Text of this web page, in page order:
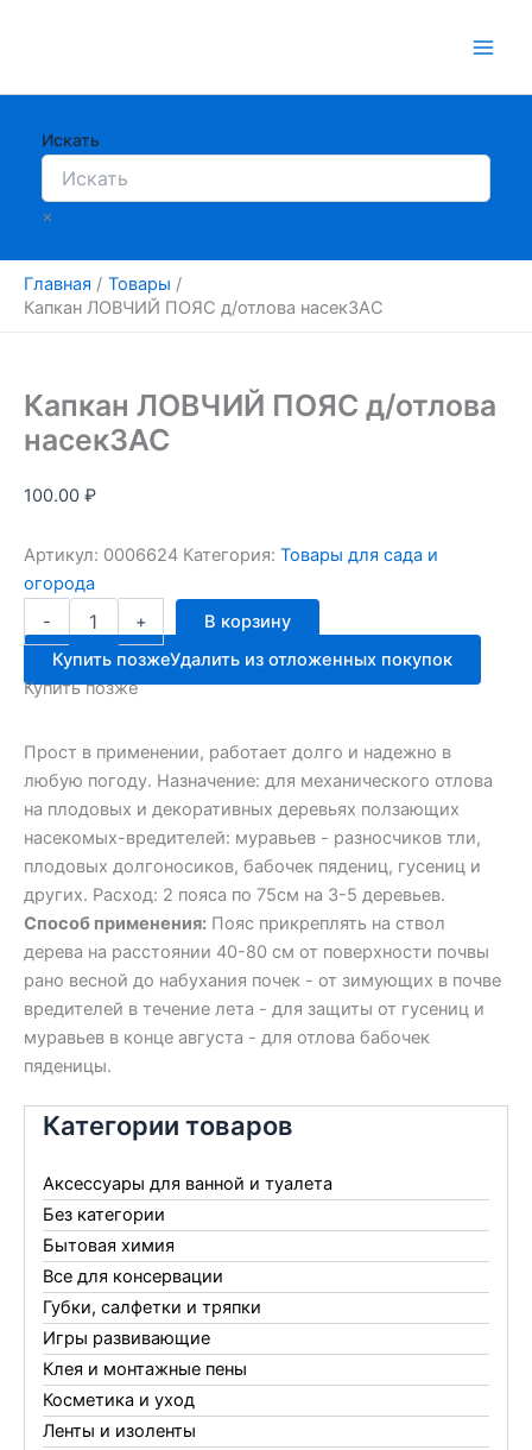
Искать
×
Главная
Товары
Капкан ЛОВЧИЙ ПОЯС д/отлова насекЗАС
Категории товаров
Аксессуары для ванной и туалета
Без категории
Бытовая химия
Все для консервации
Губки, салфетки и тряпки
Игры развивающие
Клея и монтажные пены
Косметика и уход
Ленты и изоленты
Капкан ЛОВЧИЙ ПОЯС д/отлова
насекЗАС
100.00 ₽
Артикул: 0006624 Категория: Товары для сада и
огорода
-
Количество
товара
Капкан
ЛОВЧИЙ
ПОЯС
отлова
насекЗАС
+
В корзину
Купить позжеУдалить из отложенных покупок
Купить позже
Прост в применении, работает долго и надежно в
любую погоду. Назначение: для механического отлова
на плодовых и декоративных деревьях ползающих
насекомых-вредителей: муравьев - разносчиков тли,
плодовых долгоносиков, бабочек пядениц, гусениц и
других. Расход: 2 пояса по 75см на 3-5 деревьев.
Способ применения: Пояс прикреплять на ствол
дерева на расстоянии 40-80 см от поверхности почвы
рано весной до набухания почек - от зимующих в почве
вредителей в течение лета - для защиты от гусениц и
муравьев в конце августа - для отлова бабочек
пяденицы.